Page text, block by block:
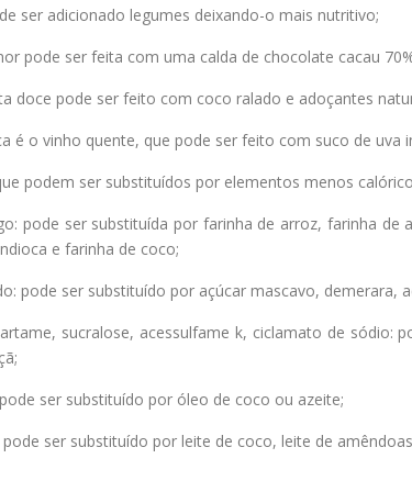
ser adicionado legumes deixando-o mais nutritivo;
pode ser feita com uma calda de chocolate cacau
doce pode ser feito com coco ralado e adoçantes
é o vinho quente, que pode ser feito com suco de uva
podem ser substituídos por elementos menos
pode ser substituída por farinha de arroz, farinha
e farinha de coco;
pode ser substituído por açúcar mascavo, demerara,
sucralose, acessulfame k, ciclamato de sódio:
ser substituído por óleo de coco ou azeite;
pode ser substituído por leite de coco, leite de